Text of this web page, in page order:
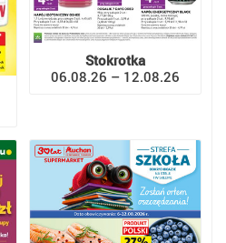
Stokrotka
06.08.26 – 12.08.26